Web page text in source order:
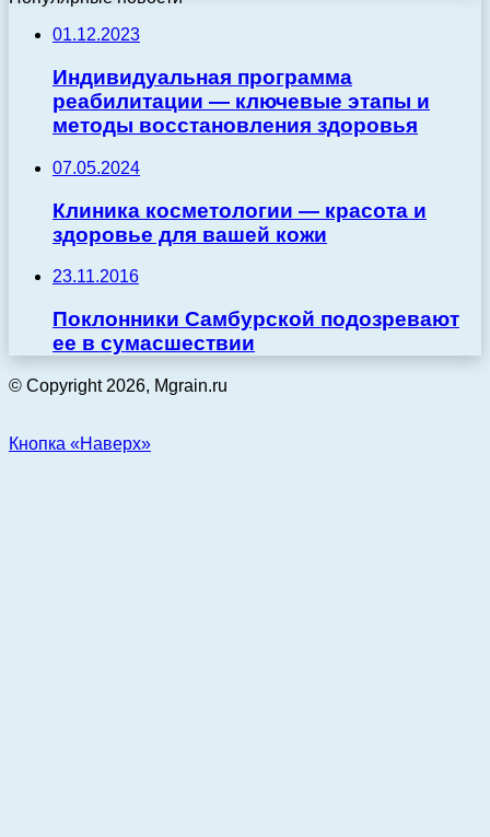
01.12.2023
Индивидуальная программа
реабилитации — ключевые этапы и
методы восстановления здоровья
07.05.2024
Клиника косметологии — красота и
здоровье для вашей кожи
23.11.2016
Поклонники Самбурской подозревают
ее в сумасшествии
© Copyright 2026, Mgrain.ru
Кнопка «Наверх»